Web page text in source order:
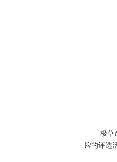
极草产
牌的评选